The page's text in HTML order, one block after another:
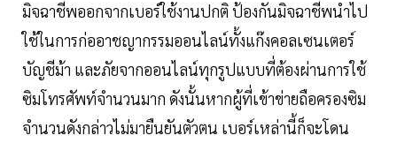
มิจฉาชีพออกจากเบอร์ใช้งานปกติ ป้องกันมิจฉาชีพนำไป
ใช้ในการก่ออาชญากรรมออนไลน์ทั้งแก๊งคอลเซนเตอร์
บัญชีม้า และภัยจากออนไลน์ทุกรูปแบบที่ต้องผ่านการใช้
ซิมโทรศัพท์จำนวนมาก ดังนั้นหากผู้ที่เข้าข่ายถือครองซิม
จำนวนดังกล่าวไม่มายืนยันตัวตน เบอร์เหล่านี้ก็จะโดน